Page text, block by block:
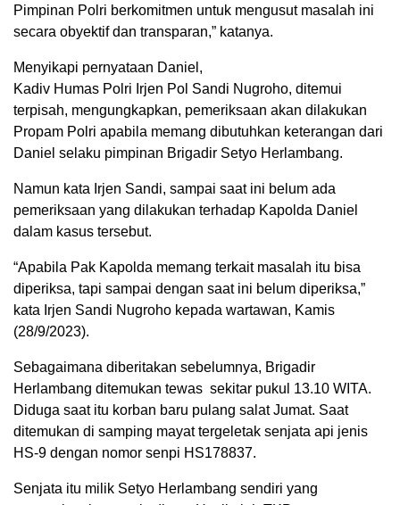
Pimpinan Polri berkomitmen untuk mengusut masalah ini
secara obyektif dan transparan,” katanya.
Menyikapi pernyataan Daniel,
Kadiv Humas Polri Irjen Pol Sandi Nugroho, ditemui
terpisah, mengungkapkan, pemeriksaan akan dilakukan
Propam Polri apabila memang dibutuhkan keterangan dari
Daniel selaku pimpinan Brigadir Setyo Herlambang.
Namun kata Irjen Sandi, sampai saat ini belum ada
pemeriksaan yang dilakukan terhadap Kapolda Daniel
dalam kasus tersebut.
“Apabila Pak Kapolda memang terkait masalah itu bisa
diperiksa, tapi sampai dengan saat ini belum diperiksa,”
kata Irjen Sandi Nugroho kepada wartawan, Kamis
(28/9/2023).
Sebagaimana diberitakan sebelumnya, Brigadir
Herlambang ditemukan tewas sekitar pukul 13.10 WITA.
Diduga saat itu korban baru pulang salat Jumat. Saat
ditemukan di samping mayat tergeletak senjata api jenis
HS-9 dengan nomor senpi HS178837.
Senjata itu milik Setyo Herlambang sendiri yang